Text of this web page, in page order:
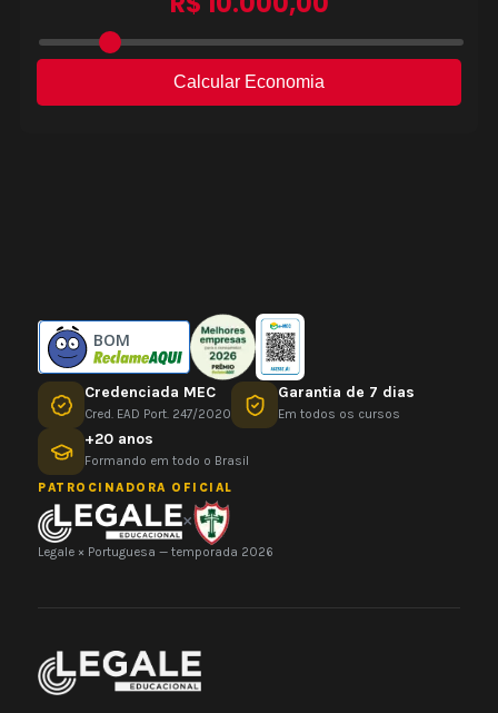
BOM
Credenciada MEC
Cred. EAD Port. 247/2020
Garantia de 7 dias
Em todos os cursos
+20 anos
Formando em todo o Brasil
PATROCINADORA OFICIAL
×
Legale × Portuguesa — temporada 2026